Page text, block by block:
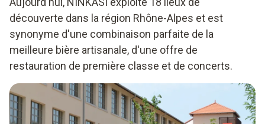
découverte dans la région Rhône-Alpes et est
synonyme d'une combinaison parfaite de la
meilleure bière artisanale, d'une offre de
restauration de première classe et de concerts.